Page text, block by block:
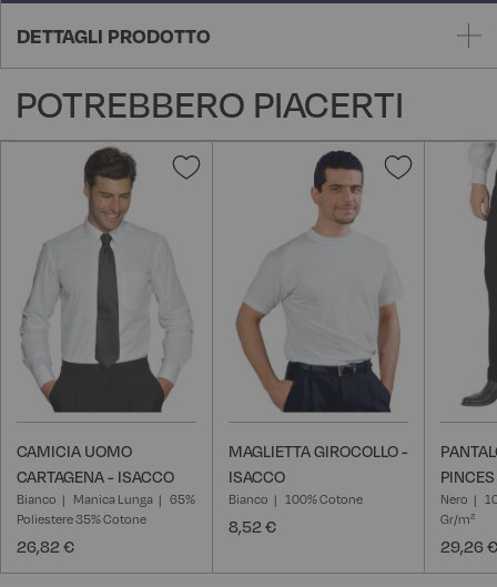
DETTAGLI PRODOTTO
POTREBBERO PIACERTI
Aggiungi
CAMICIA UOMO
CARTAGENA - ISACCO
Bianco Manica Lunga
65%
Poliestere 35% Cotone
26,82 €
Aggiungi
MAGLIETTA GIROCOLLO -
ISACCO
Bianco 100% Cotone
8,52 €
Nero
Gr/m²
29,26 €